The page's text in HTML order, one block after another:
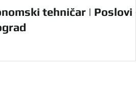
tehničar | Poslovi -